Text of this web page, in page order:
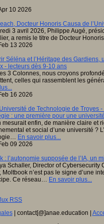
10 2026
Docteur Honoris Causa de
3 avril 2026, Philippe Augé,
a remis le titre de Docteur
13 2026
Séléna et l’Héritage des Gardiens,
- lecteurs dès 9-10 ans
3 Colonnes, nous croyons
celles qui rassemblent les
16 2026
Université de Technologie de Troyes
: une première pour une
mesurait enfin, de manière claire et
et social d’une université ?
En savoir plus...
09 2026
: l’autonomie supposée de l’IA, un
Schaller, Director of Cybersecurity
Moltbook n’est pas le signe d’une
Ce réseau… En savoir plus...
RSS
| contact[@]anae.education |